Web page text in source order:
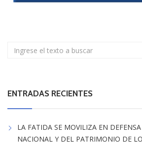
ENTRADAS RECIENTES
LA FATIDA SE MOVILIZA EN
NACIONAL Y DEL PATRIMONIO DE